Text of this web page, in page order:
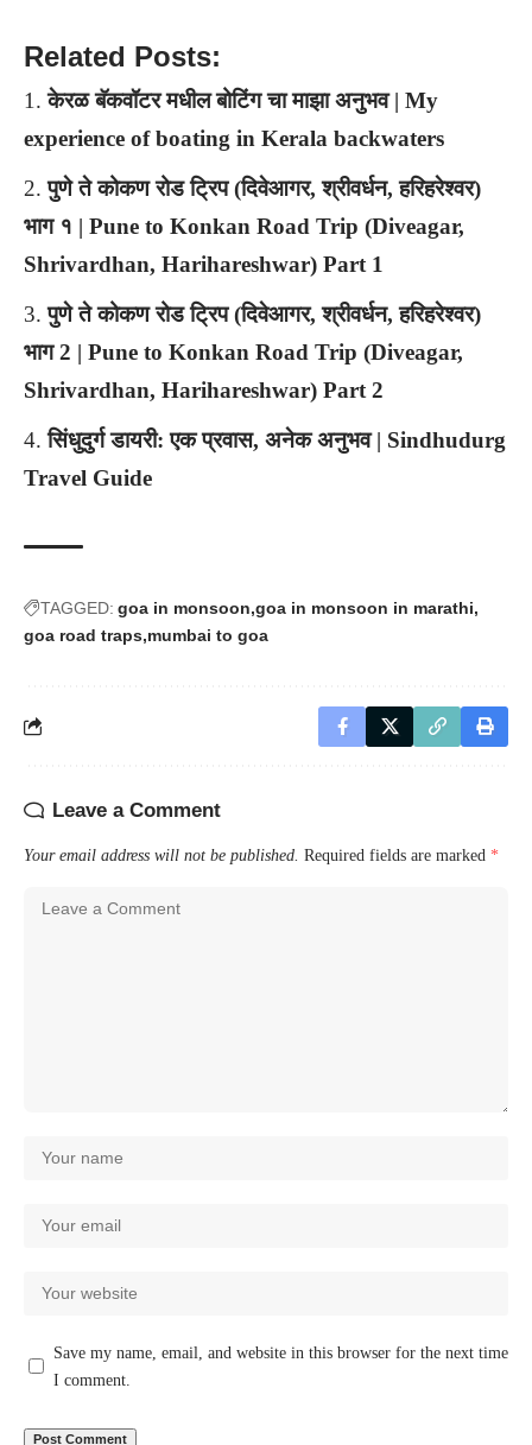
Related Posts:
केरळ बॅकवॉटर मधील बोटिंग चा माझा अनुभव | My
experience of boating in Kerala backwaters
पुणे ते कोकण रोड ट्रिप (दिवेआगर, श्रीवर्धन, हरिहरेश्वर)
भाग १ | Pune to Konkan Road Trip (Diveagar,
Shrivardhan, Harihareshwar) Part 1
पुणे ते कोकण रोड ट्रिप (दिवेआगर, श्रीवर्धन, हरिहरेश्वर)
भाग 2 | Pune to Konkan Road Trip (Diveagar,
Shrivardhan, Harihareshwar) Part 2
सिंधुदुर्ग डायरी: एक प्रवास, अनेक अनुभव | Sindhudurg
Travel Guide
TAGGED: goa in monsoon goa in monsoon in marathi
goa road traps mumbai to goa
Leave a Comment
Your email address will not be published. Required fields are marked *
Save my name, email, and website in this browser for the next time
I comment.